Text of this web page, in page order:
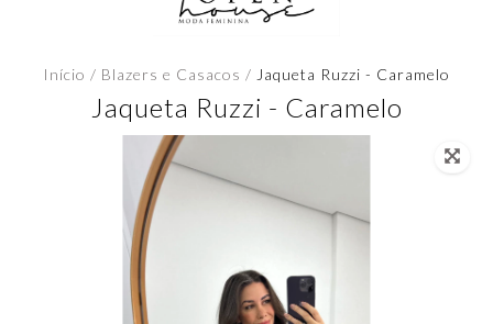
Início / Blazers e Casacos / Jaqueta Ruzzi - Caramelo
Jaqueta Ruzzi - Caramelo